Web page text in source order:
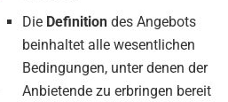
Die Definition des Angebots
beinhaltet alle wesentlichen
Bedingungen, unter denen der
Anbietende zu erbringen bereit